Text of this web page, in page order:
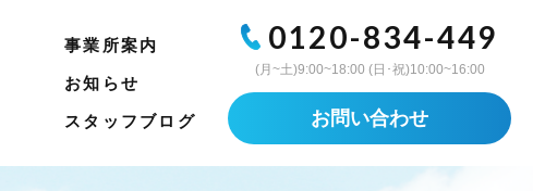
事業所案内
お知らせ
スタッフブログ
0120-834-449
(月~土)9:00~18:00 (日･祝)10:00~16:00
お問い合わせ